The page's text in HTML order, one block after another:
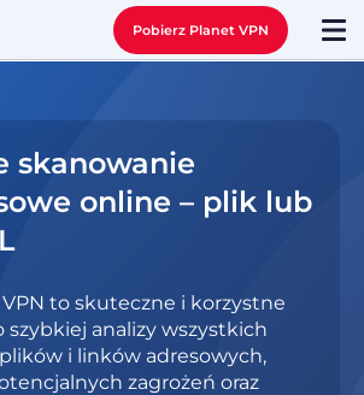
Pobierz Planet VPN
skanowanie
online – plik lub
VPN to skuteczne i korzystne
szybkiej analizy wszystkich
i linków adresowych,
zagrożeń oraz